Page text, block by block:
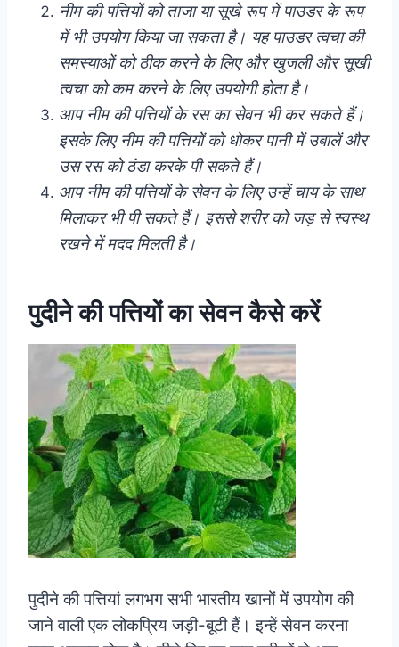
नीम की पत्तियों को ताजा या सूखे रूप में पाउडर के रूप
में भी उपयोग किया जा सकता है। यह पाउडर त्वचा की
समस्याओं को ठीक करने के लिए और खुजली और सूखी
त्वचा को कम करने के लिए उपयोगी होता है।
आप नीम की पत्तियों के रस का सेवन भी कर सकते हैं।
इसके लिए नीम की पत्तियों को धोकर पानी में उबालें और
उस रस को ठंडा करके पी सकते हैं।
आप नीम की पत्तियों के सेवन के लिए उन्हें चाय के साथ
मिलाकर भी पी सकते हैं। इससे शरीर को जड़ से स्वस्थ
रखने में मदद मिलती है।
पुदीने की पत्तियों का सेवन कैसे करें
पुदीने की पत्तियां लगभग सभी भारतीय खानों में उपयोग की
जाने वाली एक लोकप्रिय जड़ी-बूटी हैं। इन्हें सेवन करना